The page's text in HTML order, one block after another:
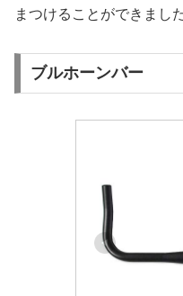
まつけることができました
ブルホーンバー